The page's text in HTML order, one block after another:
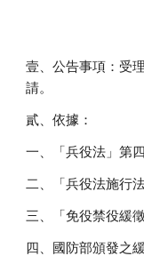
壹、公告事項：受
請。
貳、依據：
一、「兵役法」第
二、「兵役法施行
三、「免役禁役緩
四、國防部頒發之